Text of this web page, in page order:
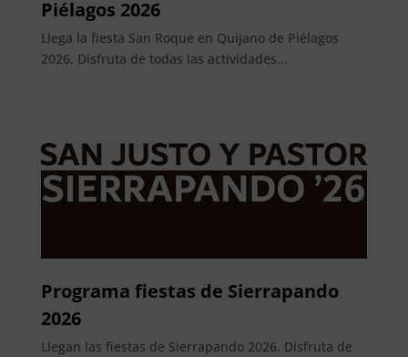
Piélagos 2026
Llega la fiesta San Roque en Quijano de Piélagos
2026. Disfruta de todas las actividades...
Programa fiestas de Sierrapando
2026
Llegan las fiestas de Sierrapando 2026. Disfruta de